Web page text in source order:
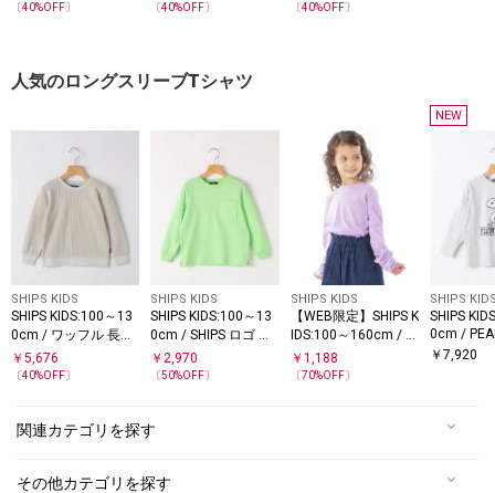
〔40%OFF〕 〔40%OFF〕 〔40%OFF〕
人気のロングスリーブTシャツ
SHIPS KIDS
SHIPS KIDS:100～13
0cm / ワッフル 長袖
TEE
￥ 5,676
〔40%OFF〕
SHIPS KIDS
SHIPS KIDS:100～13
0cm / SHIPS ロゴ 長
袖 TEE
￥2,970
〔50%OFF〕
SHIPS KIDS
【WEB限定】SHIPS K
IDS:100～160cm / ＜
家族おそろい＞SHIPS
マイクロロゴ ロング
￥ 1,188
〔70%OFF〕
NEW
SHIPS
SHIPS
0cm /
プリント
￥7,920
関連カテゴリを探す
その他カテゴリを探す